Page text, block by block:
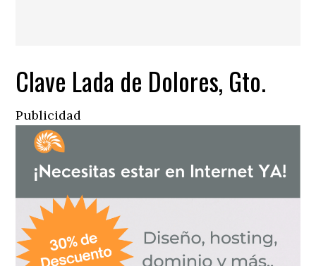
Clave Lada de Dolores, Gto.
Publicidad